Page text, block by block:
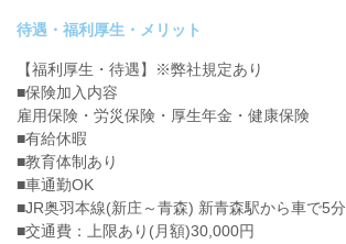
待遇・福利厚生・メリット
【福利厚生・待遇】※弊社規定あり
■保険加入内容
雇用保険・労災保険・厚生年金・健康保険
■有給休暇
■教育体制あり
■車通勤OK
■JR奥羽本線(新庄～青森) 新青森駅から車で5分
■交通費：上限あり(月額)30,000円